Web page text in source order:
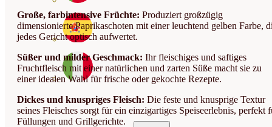
Große, farbintensive Früchte: Produziert großzügig
dimensionierte Paprikaschoten mit einer leuchtend gelben Farbe,
jedes Gericht optisch aufwertet.
Süßer und milder Geschmack: Ihr fleischiges und saftiges
Fruchtfleisch mit einer natürlichen und zarten Süße macht sie zu
einer idealen Wahl für frische oder gekochte Rezepte.
Dickes und knuspriges Fleisch: Die feste und knusprige Textur
seines Fleisches sorgt für ein einzigartiges Speiseerlebnis, perfekt
Füllungen und Grillgerichte.